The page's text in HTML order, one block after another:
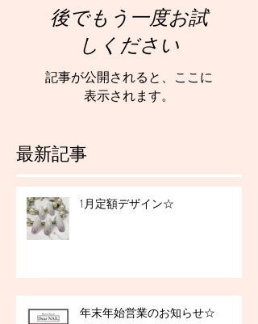
最新記事
後でもう一度お試
しください
記事が公開されると、ここに
表示されます。
1月定額デザイン☆
年末年始営業のお知らせ☆